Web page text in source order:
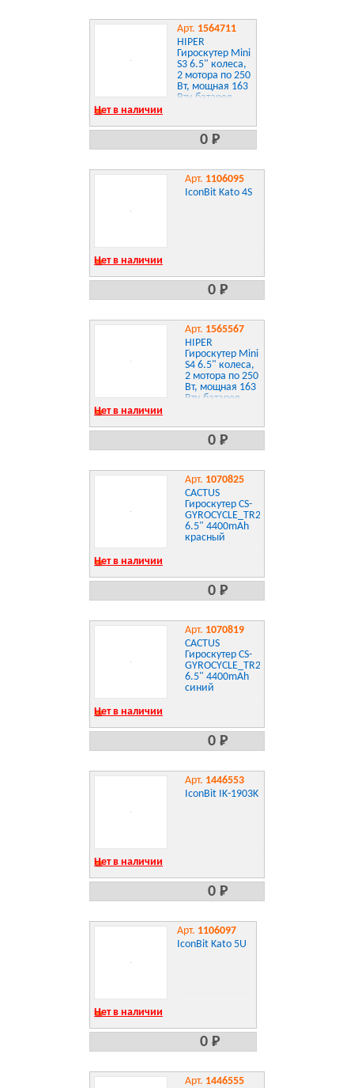
Арт. 1564711
HIPER
Гироскутер Mini
S3 6.5" колеса,
2 мотора по 250
Вт, мощная 163
Втч батарея,
цветной Mini S3
Нет в наличии
0 Р
Арт. 1106095
IconBit Kato 4S
Нет в наличии
0 Р
Арт. 1565567
HIPER
Гироскутер Mini
S4 6.5" колеса,
2 мотора по 250
Вт, мощная 163
Втч батарея,
колонка, сумка,
цветной Mini S4
Нет в наличии
0 Р
Арт. 1070825
CACTUS
Гироскутер CS-
GYROCYCLE_TR2_RD
6.5" 4400mAh
красный
Нет в наличии
0 Р
Арт. 1070819
CACTUS
Гироскутер CS-
GYROCYCLE_TR2_BL
6.5" 4400mAh
синий
Нет в наличии
0 Р
Арт. 1446553
IconBit IK-1903K
Нет в наличии
0 Р
Арт. 1106097
IconBit Kato 5U
Нет в наличии
0 Р
Арт. 1446555